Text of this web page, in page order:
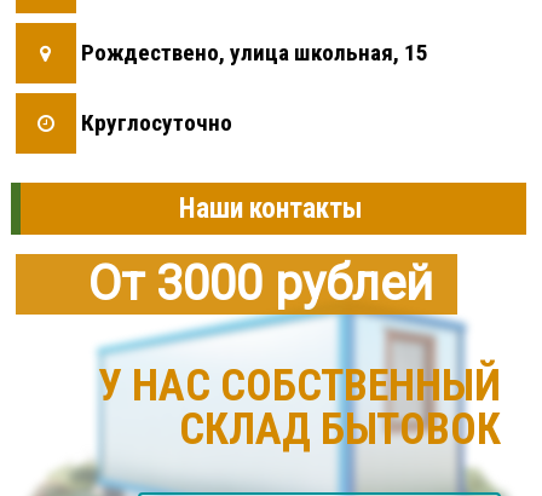
Рождествено, улица школьная, 15
Круглосуточно
Наши контакты
От 3000 рублей
У НАС СОБСТВЕННЫЙ
СКЛАД БЫТОВОК